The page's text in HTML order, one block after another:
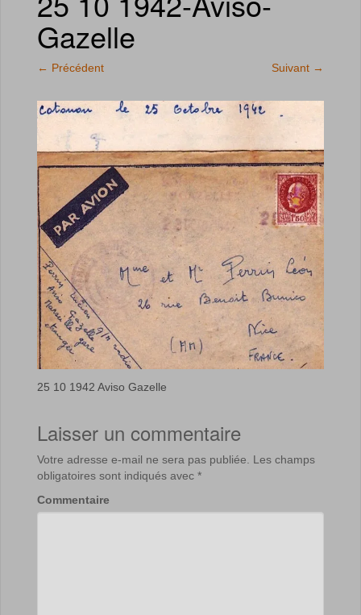
Gazelle
← Précédent Suivant →
25 10 1942 Aviso Gazelle
Laisser un commentaire
Votre adresse e-mail ne sera pas publiée.
Les champs
obligatoires sont indiqués avec *
Commentaire